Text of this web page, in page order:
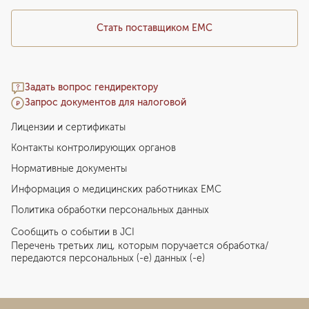
Стать поставщиком ЕМС
Задать вопрос гендиректору
Запрос документов для налоговой
Лицензии и сертификаты
Контакты контролирующих органов
Нормативные документы
Информация о медицинских работниках EMC
Политика обработки персональных данных
Сообщить о событии в JCI
Перечень третьих лиц, которым поручается обработка/
передаются персональных (-е) данных (-е)